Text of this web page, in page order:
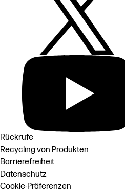
Rückrufe
Recycling von Produkten
Barrierefreiheit
Datenschutz
Cookie-Präferenzen